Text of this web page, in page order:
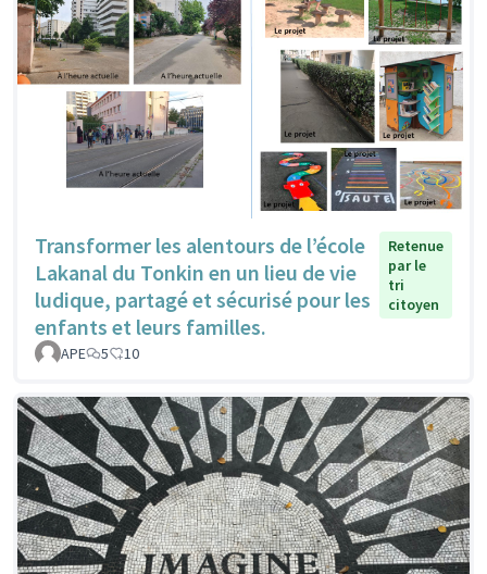
Transformer les alentours de l’école
Lakanal du Tonkin en un lieu de vie
ludique, partagé et sécurisé pour les
enfants et leurs familles.
Retenue
par le
tri
citoyen
APE 5 10